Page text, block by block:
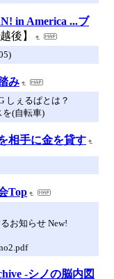
in America ...ブ
後】
み
しぇるぱとは？
を(自転車)
相手に金を貸す
Top
お知らせ New!
-シノの脳内図